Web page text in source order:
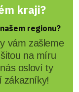
kraji?
regionu?
vám zašleme
na míru
osloví ty
zákazníky!